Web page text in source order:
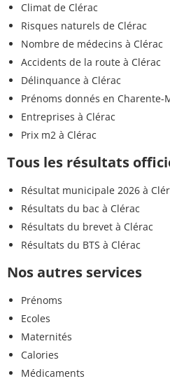
Climat de Clérac
Risques naturels de Clérac
Nombre de médecins à Clérac
Accidents de la route à Clérac
Délinquance à Clérac
Prénoms donnés en Charente-
Entreprises à Clérac
Prix m2 à Clérac
Tous les résultats
Résultat municipale 2026 à
Résultats du bac à Clérac
Résultats du brevet à Clérac
Résultats du BTS à Clérac
Nos autres services
Prénoms
Ecoles
Maternités
Calories
Médicaments